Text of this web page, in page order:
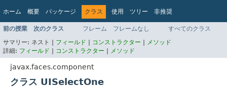
ホーム 概要 パッケージ クラス 使用 ツリー
非推奨
インデックス
ヘルプ
Jakarta EE 8 仕様 API
前の授業 次のクラス フレーム フレームなし
すべてのクラス
サマリー: ネスト | フィールド | コンストラクター | メソッド
詳細: フィールド | コンストラクター | メソッド
javax.faces.component
クラス UISelectOne